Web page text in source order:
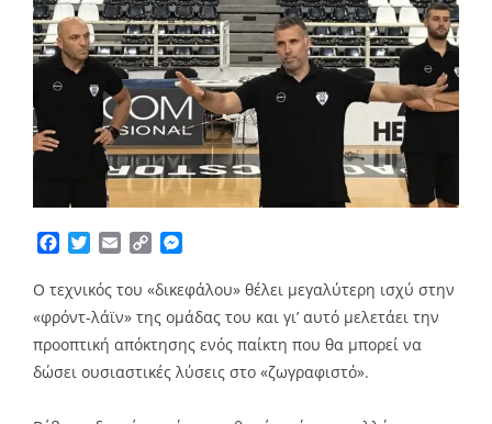
Facebook
TwitterEmailCopy
Ο τεχνικός του «δικεφάλου» θέλει μεγαλύτερη ισχύ στην
«φρόντ-λάϊν» της ομάδας του και γι’ αυτό μελετάει την
προοπτική απόκτησης ενός παίκτη που θα μπορεί να
δώσει ουσιαστικές λύσεις στο «ζωγραφιστό».